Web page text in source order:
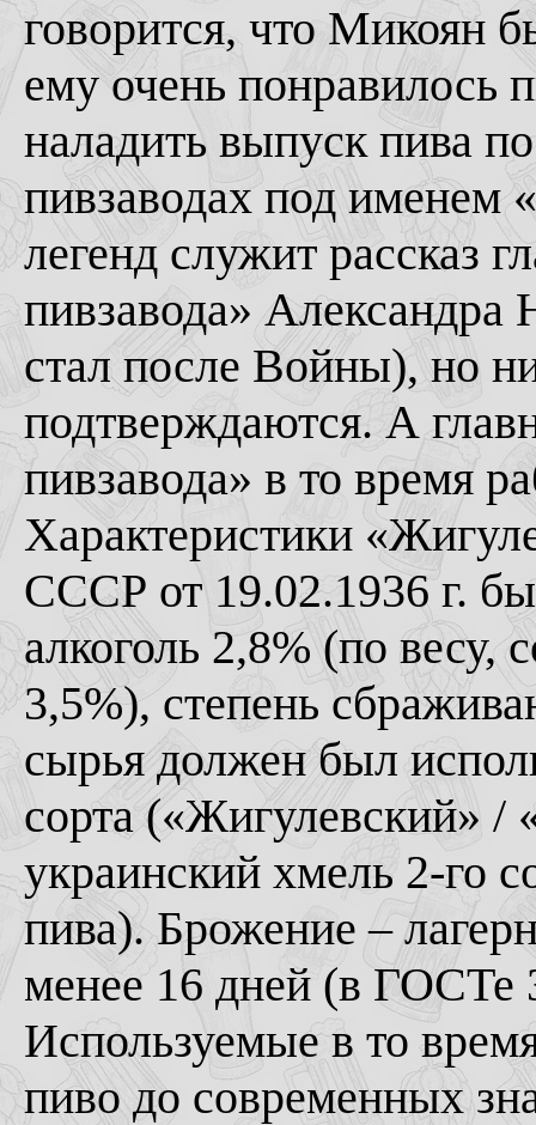
говорится, что Микоян
ему очень понравилось
наладить выпуск пива
пивзаводах под именем
легенд служит рассказ
пивзавода» Александра
стал после Войны), но
подтверждаются. А
пивзавода» в то время
Характеристики
СССР от 19.02.1936 г.
алкоголь 2,8% (по весу,
3,5%), степень
сырья должен был
сорта («Жигулевский» /
украинский хмель 2-го
пива). Брожение –
менее 16 дней (в ГОСТе
Используемые в то
пиво до современных